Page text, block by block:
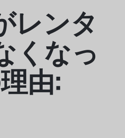
レンタ
くなっ
由: